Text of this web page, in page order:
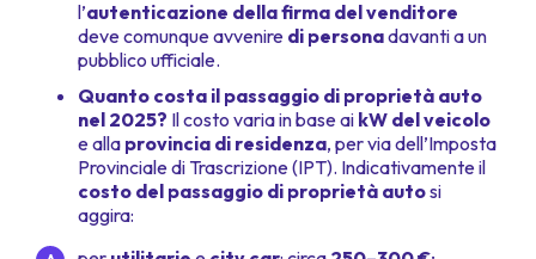
l’autenticazione della firma del venditore
deve comunque avvenire di personadavanti a un
pubblico ufficiale.
Quanto costa il passaggio di proprietà auto
nel 2025? Il costo varia in base ai kW del veicolo
e alla provincia di residenza, per via dell’Imposta
Provinciale di Trascrizione (IPT). Indicativamente il
costo del passaggio di proprietà autosi
aggira: